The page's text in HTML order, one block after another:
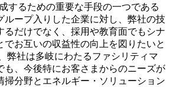
するための重要な手段の一つである
ループ入りした企業に対し、弊社の技
るだけでなく、採用や教育面でもシナ
でお互いの収益性の向上を図りたいと
弊社は多岐にわたるファシリティマ
も、今後特にお客さまからのニーズが
掃分野とエネルギー・ソリューション